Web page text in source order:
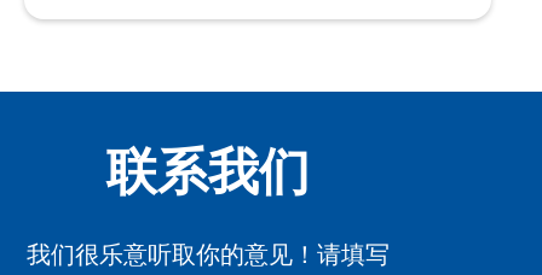
联系我们
我们很乐意听取你的意见！请填写